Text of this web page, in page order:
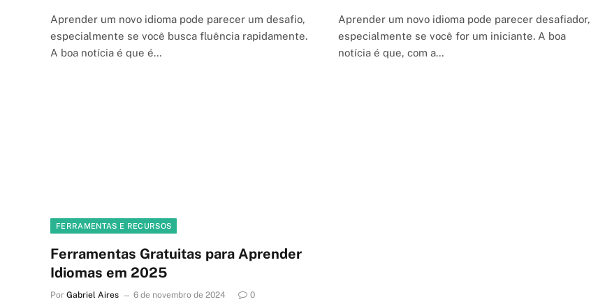
Aprender um novo idioma pode parecer um desafio,
especialmente se você busca fluência rapidamente.
A boa notícia é que é…
Aprender um novo idioma pode parecer desafiador,
especialmente se você for um iniciante. A boa
notícia é que, com a…
FERRAMENTAS E RECURSOS
Ferramentas Gratuitas para Aprender
Idiomas em 2025
Por Gabriel Aires 6 de novembro de 2024 0